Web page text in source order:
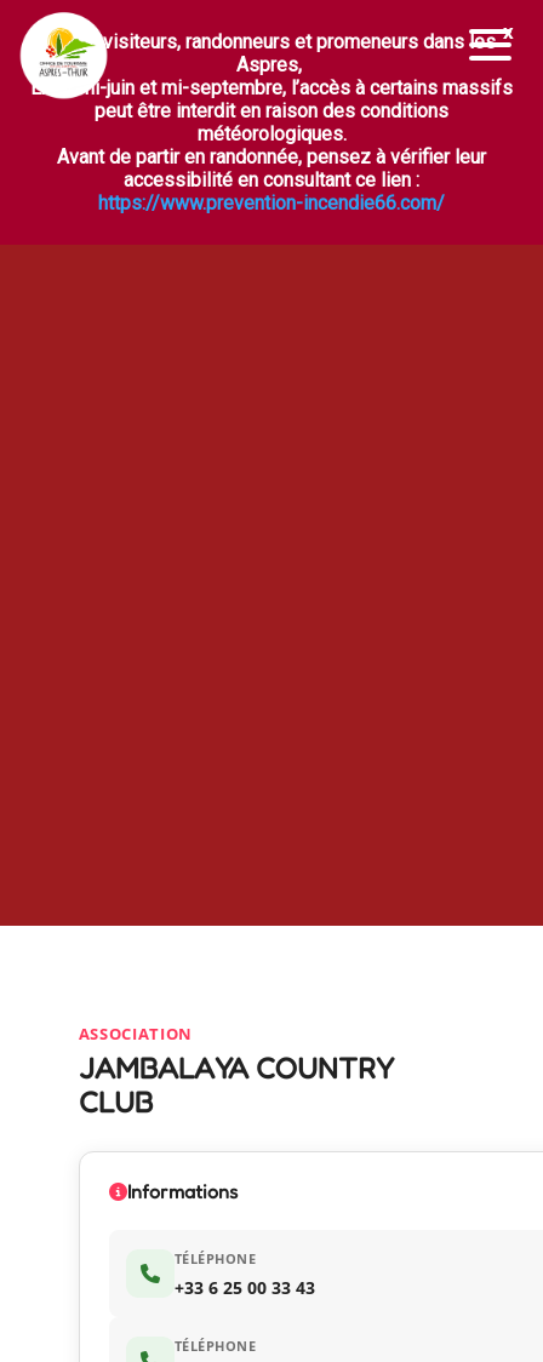
Ouvrir la barre d’outils
ASSOCIATION
JAMBALAYA COUNTRY
CLUB
Informations
TÉLÉPHONE
+33 6 25 00 33 43
TÉLÉPHONE
Chers visiteurs, randonneurs et promeneurs dans les
Aspres,
Entre mi-juin et mi-septembre, l’accès à certains massifs
peut être interdit en raison des conditions
météorologiques.
Avant de partir en randonnée, pensez à vérifier leur
accessibilité en consultant ce lien :
https://www.prevention-incendie66.com/